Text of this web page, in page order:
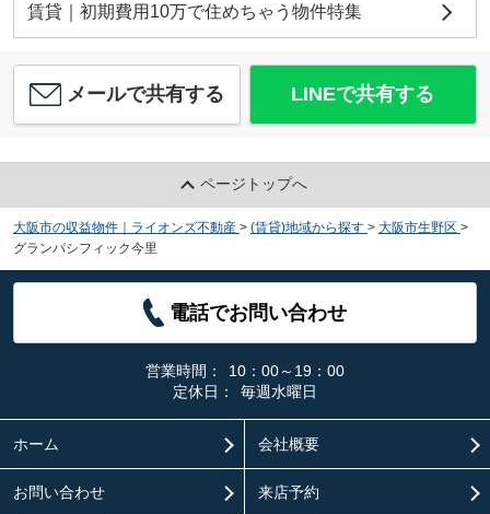
賃貸｜初期費用10万で住めちゃう物件特集
メールで共有する LINEで共有する
ページトップへ
大阪市の収益物件｜ライオンズ不動産 > (賃貸)地域から探す > 大阪市生野区 >
グランパシフィック今里
電話でお問い合わせ
営業時間：
10：00～19：00
定休日：
毎週水曜日
ホーム 会社概要
お問い合わせ 来店予約